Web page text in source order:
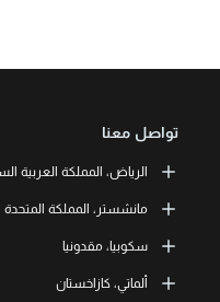
تواصل معنا
الرياض، المملكة العربية
Institute for Training
طريق الملك فهد، حي
11537 الرياض، المملكة العربية السعودية
+966 11 464 4865
مانشستر، المملكة المتحدة
L3RN New Skills Co.
No. 2, 34 Station Road
England M41 9JQ UK
+44 (0) 1615138133
سكوبيا، مقدونيا
L3RN dooel
Sandevo 1000 Skopje,
ألماتي، كازاخستان